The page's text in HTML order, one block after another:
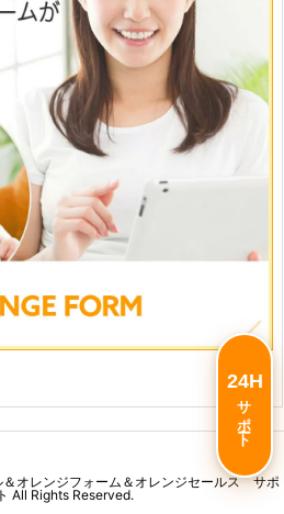
＆オレンジフォーム＆オレンジセールス サポ
All Rights Reserved.
24H
サポート